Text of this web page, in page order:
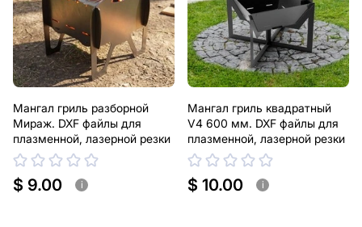
Мангал гриль разборной
Мираж. DXF файлы для
плазменной, лазерной резки
$ 9.00 i
Мангал гриль квадратный
V4 600 мм. DXF файлы для
плазменной, лазерной резки
$ 10.00 i